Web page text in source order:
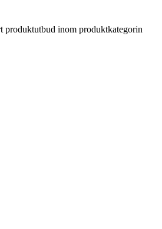
produktutbud inom produktkategorin